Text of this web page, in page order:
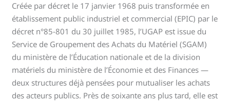
Créée par décret le 17 janvier 1968 puis transformée en
établissement public industriel et commercial (EPIC) par le
décret n°85-801 du 30 juillet 1985, l’UGAP est issue du
Service de Groupement des Achats du Matériel (SGAM)
du ministère de l’Éducation nationale et de la division
matériels du ministère de l’Économie et des Finances —
deux structures déjà pensées pour mutualiser les achats
des acteurs publics. Près de soixante ans plus tard, elle est